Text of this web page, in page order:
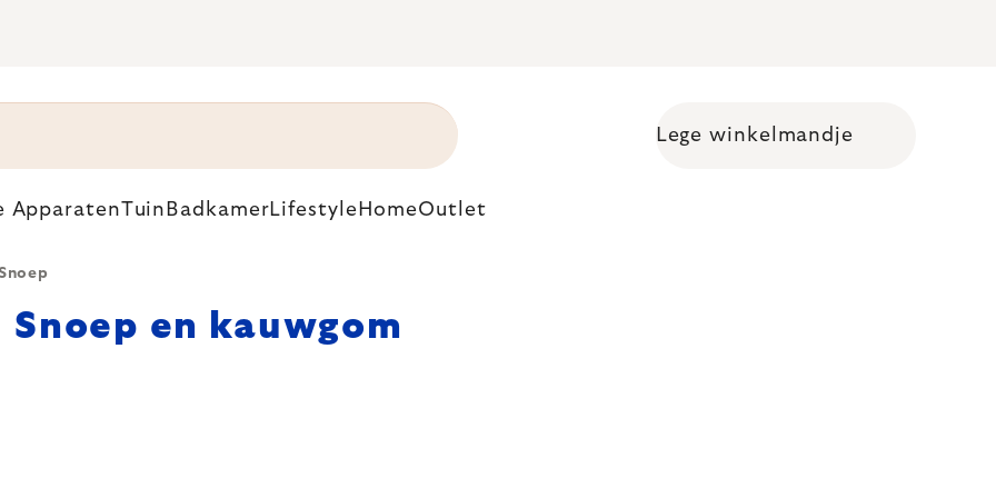
Shopping cart
Lege winkelmandje
ApparatenTuin BadkamerLifestyle HomeOutlet
Snoep en kauwgom